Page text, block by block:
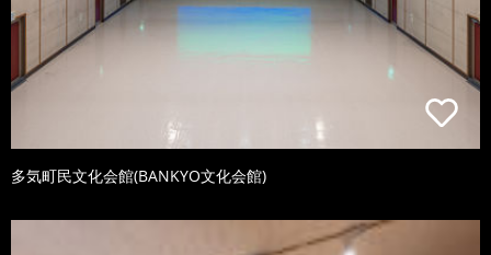
多気町民文化会館(BANKYO文化会館)